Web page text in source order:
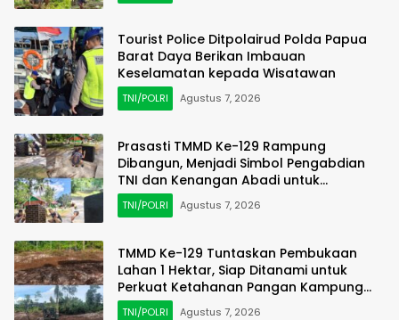
Tourist Police Ditpolairud Polda Papua
Barat Daya Berikan Imbauan
Keselamatan kepada Wisatawan
TNI/POLRI Agustus 7, 2026
Prasasti TMMD Ke-129 Rampung
Dibangun, Menjadi Simbol Pengabdian
TNI dan Kenangan Abadi untuk
Kampung Sesor
TNI/POLRI Agustus 7, 2026
TMMD Ke-129 Tuntaskan Pembukaan
Lahan 1 Hektar, Siap Ditanami untuk
Perkuat Ketahanan Pangan Kampung
Sesor
TNI/POLRI Agustus 7, 2026